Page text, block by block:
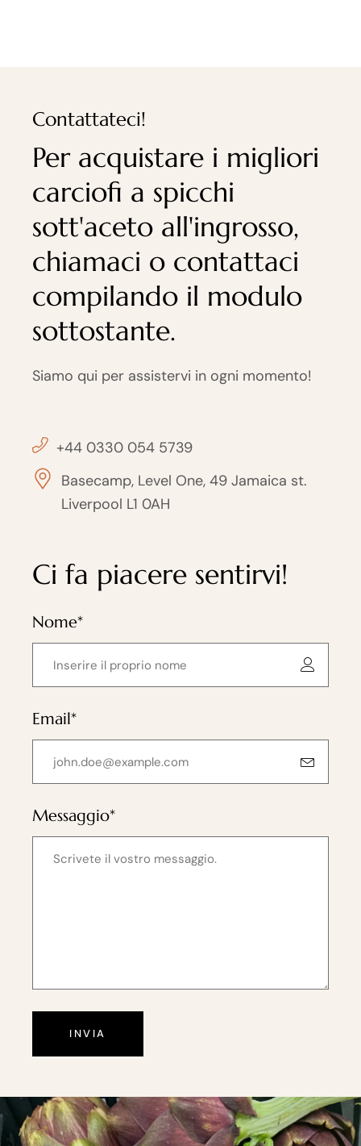
Contattateci!
Per acquistare i migliori
carciofi a spicchi
sott'aceto all'ingrosso,
chiamaci o contattaci
compilando il modulo
sottostante.
Siamo qui per assistervi in ogni momento!
+44 0330 054 5739
Basecamp, Level One, 49 Jamaica st.
Liverpool L1 0AH
Ci fa piacere sentirvi!
Nome*
Email*
Messaggio*
INVIA